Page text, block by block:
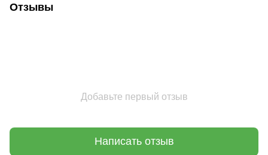
Отзывы
Добавьте первый отзыв
Написать отзыв